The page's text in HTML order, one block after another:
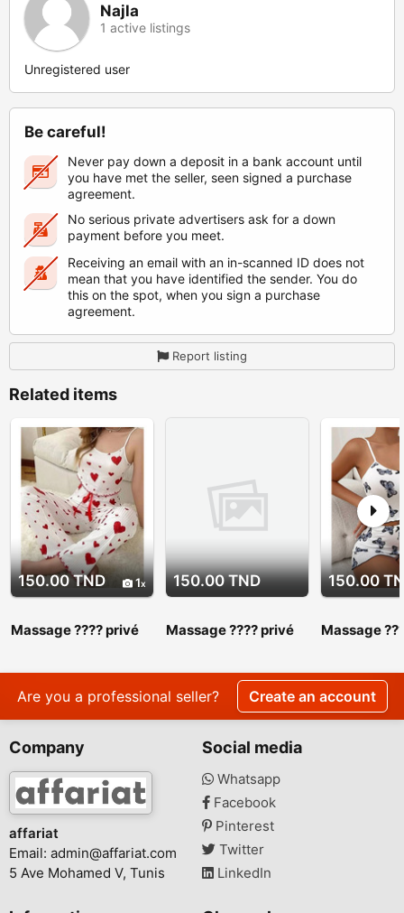
Najla
1 active listings
Unregistered user
Be careful!
Never pay down a deposit in a bank account until
you have met the seller, seen signed a purchase
agreement.
No serious private advertisers ask for a down
payment before you meet.
Receiving an email with an in-scanned ID does not
mean that you have identified the sender. You do
this on the spot, when you sign a purchase
agreement.
Report listing
Related items
150.00 TND 1
Massage ???? privé
srd 27 443 310
150.00 TND
Massage ???? privé
srd 27 443 310.
srd 27 443 310
150.00
Massage
srd 27 443
srd 27 443
Are you a professional seller? Create an account
Company
affariat
Email: admin@affariat.com
5 Ave Mohamed V, Tunis
Social media
Whatsapp
Facebook
Pinterest
Twitter
LinkedIn